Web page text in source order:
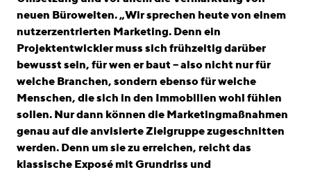
neuen Bürowelten. „Wir sprechen heute von einem
nutzerzentrierten Marketing. Denn ein
Projektentwickler muss sich frühzeitig darüber
bewusst sein, für wen er baut – also nicht nur für
welche Branchen, sondern ebenso für welche
Menschen, die sich in den Immobilien wohl fühlen
sollen. Nur dann können die Marketingmaßnahmen
genau auf die anvisierte Zielgruppe zugeschnitten
werden. Denn um sie zu erreichen, reicht das
klassische Exposé mit Grundriss und